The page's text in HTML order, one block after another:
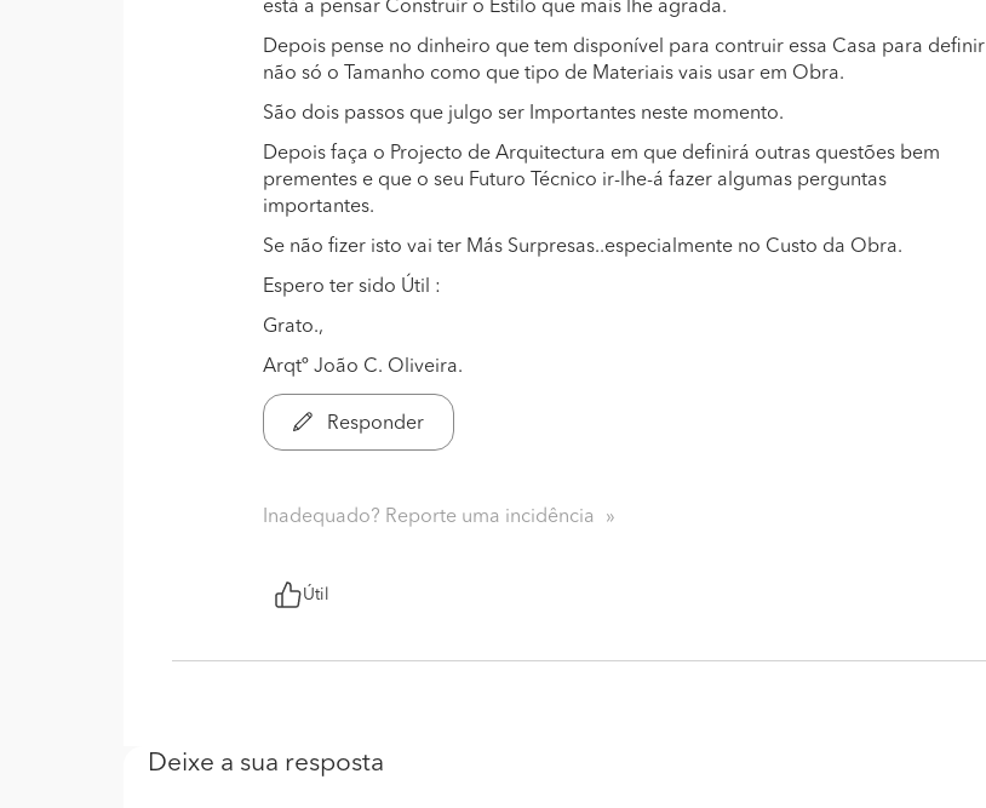
está a pensar Construir o Estilo que mais lhe agrada.
Depois pense no dinheiro que tem disponível para contruir essa Casa para definir
não só o Tamanho como que tipo de Materiais vais usar em Obra.
São dois passos que julgo ser Importantes neste momento.
Depois faça o Projecto de Arquitectura em que definirá outras questões bem
prementes e que o seu Futuro Técnico ir-lhe-á fazer algumas perguntas
importantes.
Se não fizer isto vai ter Más Surpresas..especialmente no Custo da Obra.
Espero ter sido Útil :
Grato.,
Arqtº João C. Oliveira.
Responder
Inadequado? Reporte uma incidência
Útil
Deixe a sua resposta